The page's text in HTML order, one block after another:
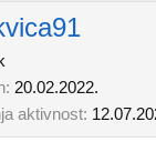
20.02.2022.
aktivnost